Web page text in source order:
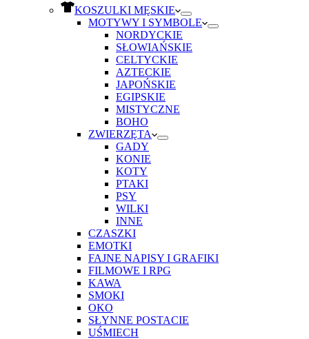
KOSZULKI MĘSKIE
MOTYWY I SYMBOLE
NORDYCKIE
SŁOWIAŃSKIE
CELTYCKIE
AZTECKIE
JAPOŃSKIE
EGIPSKIE
MISTYCZNE
BOHO
ZWIERZĘTA
GADY
KONIE
KOTY
PTAKI
PSY
WILKI
INNE
CZASZKI
EMOTKI
FAJNE NAPISY I GRAFIKI
FILMOWE I RPG
KAWA
SMOKI
OKO
SŁYNNE POSTACIE
UŚMIECH